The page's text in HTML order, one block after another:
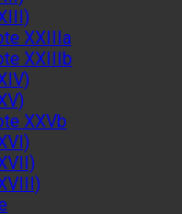
XXIIIa
XXIIIb
XXVb